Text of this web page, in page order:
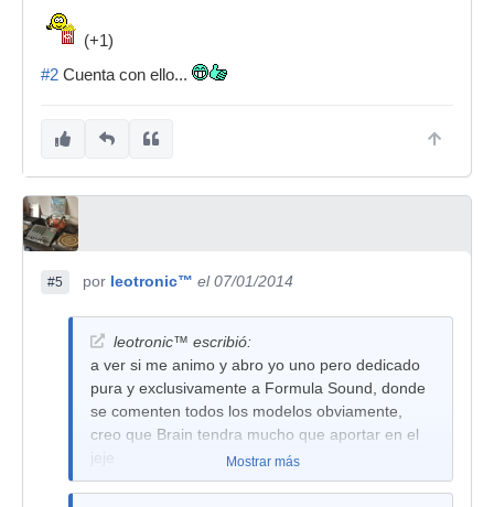
(+1)
#2 Cuenta con ello...
#5 por leotronic™ el 07/01/2014
leotronic™ escribió:
a ver si me animo y abro yo uno pero dedicado
pura y exclusivamente a Formula Sound, donde
se comenten todos los modelos obviamente,
creo que Brain tendra mucho que aportar en el
jeje
Mostrar más